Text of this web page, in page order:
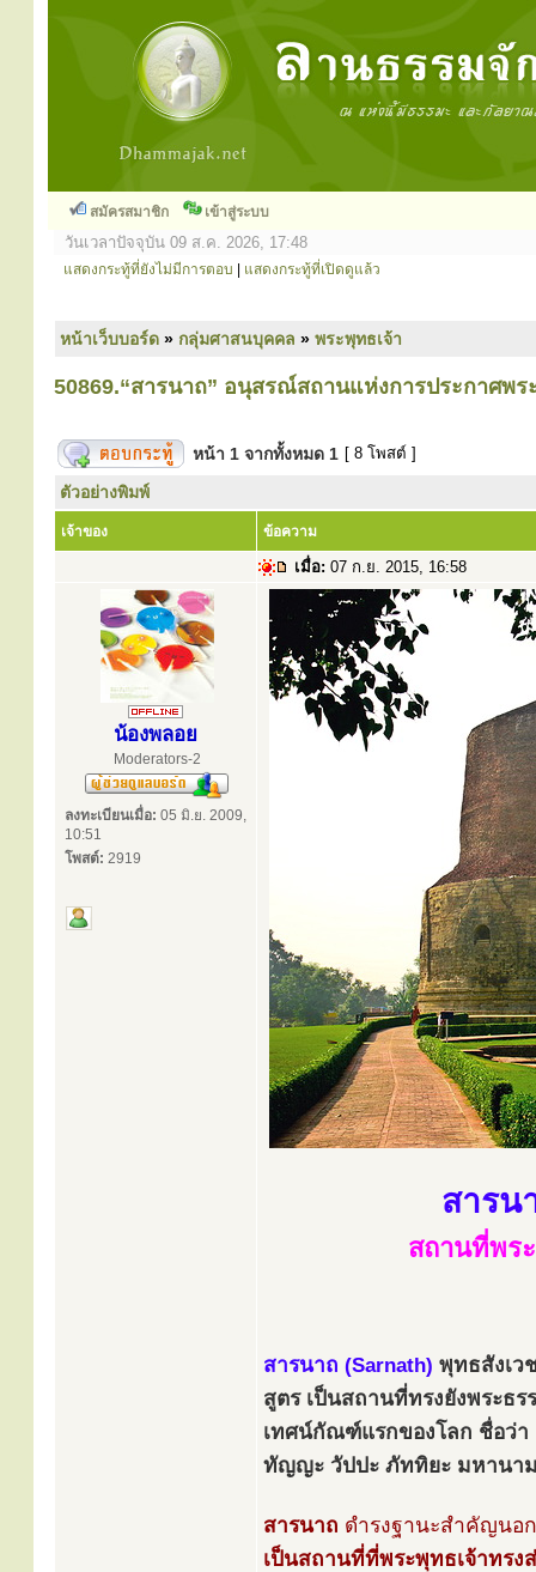
สมัครสมาชิก เข้าสู่ระบบ
วันเวลาปัจจุบัน 09 ส.ค. 2026, 17:48
แสดงกระทู้ที่ยังไม่มีการตอบ แสดงกระทู้ที่เปิดดูแล้ว
หน้าเว็บบอร์ด » กลุ่มศาสนบุคคล » พระพุทธเจ้า
50869.“สารนาถ” อนุสรณ์สถานแห่งการประกาศพร
หน้า 1 จากทั้งหมด 1 [ 8 โพสต์ ]
ตัวอย่างพิมพ์
เจ้าของ ข้อความ
เมื่อ: 07 ก.ย. 2015, 16:58
น้องพลอย
Moderators-2
ลงทะเบียนเมื่อ: 05 มิ.ย. 2009,
10:51
โพสต์: 2919
สารน
สถานที่พร
สารนาถ (Sarnath) พุทธสังเว
สูตร เป็นสถานที่ทรงยังพระธ
เทศน์กัณฑ์แรกของโลก ชื่อว่
ทัญญะ วัปปะ ภัททิยะ มหานา
สารนาถ ดำรงฐานะสำคัญนอ
เป็นสถานที่ที่พระพุทธเจ้าทร